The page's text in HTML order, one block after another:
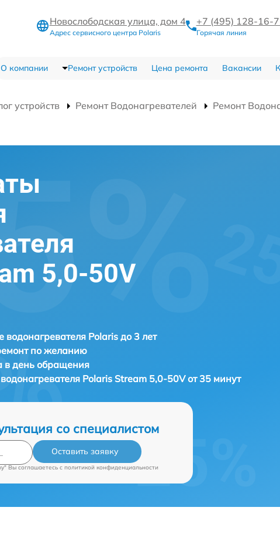
Новослободская улица, дом 4
Адрес сервисного центра Polaris
+7 (495) 128-16-
Горячая линия
О компании Ремонт устройств Цена ремонта Вакансии
устройств Ремонт Водонагревателей
Ремонт
5,0-50V
водонагревателя Polaris до 3 лет
по желанию
в день обращения
Polaris Stream 5,0-50V от 35 минут
со специалистом
Оставить заявку
Вы соглашаетесь c политикой конфиденциальности